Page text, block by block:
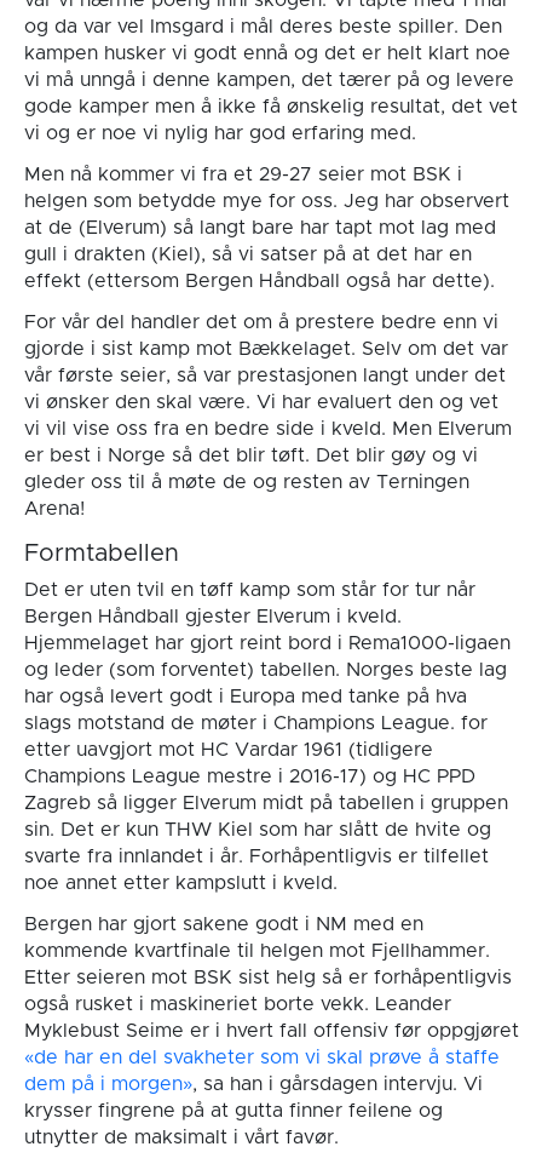
og da var vel Imsgard i mål deres beste spiller. Den
kampen husker vi godt ennå og det er helt klart noe
vi må unngå i denne kampen, det tærer på og levere
gode kamper men å ikke få ønskelig resultat, det vet
vi og er noe vi nylig har god erfaring med.
Men nå kommer vi fra et 29-27 seier mot BSK i
helgen som betydde mye for oss. Jeg har observert
at de (Elverum) så langt bare har tapt mot lag med
gull i drakten (Kiel), så vi satser på at det har en
effekt (ettersom Bergen Håndball også har dette).
For vår del handler det om å prestere bedre enn vi
gjorde i sist kamp mot Bækkelaget. Selv om det var
vår første seier, så var prestasjonen langt under det
vi ønsker den skal være. Vi har evaluert den og vet
vi vil vise oss fra en bedre side i kveld. Men Elverum
er best i Norge så det blir tøft. Det blir gøy og vi
gleder oss til å møte de og resten av Terningen
Arena!
Formtabellen
Det er uten tvil en tøff kamp som står for tur når
Bergen Håndball gjester Elverum i kveld.
Hjemmelaget har gjort reint bord i Rema1000-ligaen
og leder (som forventet) tabellen. Norges beste lag
har også levert godt i Europa med tanke på hva
slags motstand de møter i Champions League. for
etter uavgjort mot HC Vardar 1961 (tidligere
Champions League mestre i 2016-17) og HC PPD
Zagreb så ligger Elverum midt på tabellen i gruppen
sin. Det er kun THW Kiel som har slått de hvite og
svarte fra innlandet i år. Forhåpentligvis er tilfellet
noe annet etter kampslutt i kveld.
Bergen har gjort sakene godt i NM med en
kommende kvartfinale til helgen mot Fjellhammer.
Etter seieren mot BSK sist helg så er forhåpentligvis
også rusket i maskineriet borte vekk. Leander
Myklebust Seime er i hvert fall offensiv før oppgjøret
«de har en del svakheter som vi skal prøve å staffe
dem på i morgen», sa han i gårsdagen intervju. Vi
krysser fingrene på at gutta finner feilene og
utnytter de maksimalt i vårt favør.